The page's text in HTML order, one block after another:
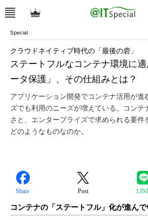
Special
ステートフルなコンテナ環境に
ータ保護」、その仕組みとは？
クラウドネイティブ時代の「最後の砦」
アプリケーション開発でコンテナ活用が進
ズでも利用のニーズが増えている。コンテ
さと、エンタープライズで求められる要件
どのようなものなのか。
Share Post
コンテナの「ステートフル」化が進んで